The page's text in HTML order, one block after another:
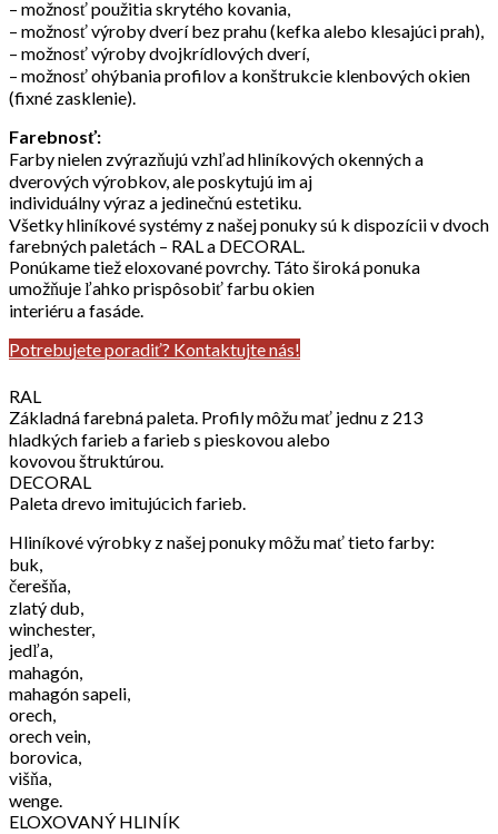
– možnosť použitia skrytého kovania,
– možnosť výroby dverí bez prahu (kefka alebo klesajúci prah),
– možnosť výroby dvojkrídlových dverí,
– možnosť ohýbania profilov a konštrukcie klenbových okien
(fixné zasklenie).
Farebnosť:
Farby nielen zvýrazňujú vzhľad hliníkových okenných a
dverových výrobkov, ale poskytujú im aj
individuálny výraz a jedinečnú estetiku.
Všetky hliníkové systémy z našej ponuky sú k dispozícii v dvoch
farebných paletách – RAL a DECORAL.
Ponúkame tiež eloxované povrchy. Táto široká ponuka
umožňuje ľahko prispôsobiť farbu okien
interiéru a fasáde.
Potrebujete poradiť? Kontaktujte nás!
RAL
Základná farebná paleta. Profily môžu mať jednu z 213
hladkých farieb a farieb s pieskovou alebo
kovovou štruktúrou.
DECORAL
Paleta drevo imitujúcich farieb.
Hliníkové výrobky z našej ponuky môžu mať tieto farby:
buk,
čerešňa,
zlatý dub,
winchester,
jedľa,
mahagón,
mahagón sapeli,
orech,
orech vein,
borovica,
višňa,
wenge.
ELOXOVANÝ HLINÍK